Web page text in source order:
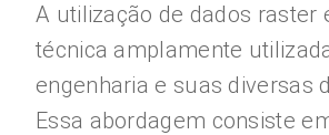
A utilização de dados raster
técnica amplamente
engenharia e suas diversas
Essa abordagem consiste